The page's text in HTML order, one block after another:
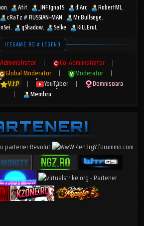
Atit _INF.IgnatS d'Arc
RobertML
cRaTz # RUSSIAN-MAN
Mr.Bullseye
qShadow Selke KiLLEruL
ICEGAME.RO # LEGEND
Administrator | Co-Administrator
|
Global Moderator | Moderator
|
V.I.P | YouTuber |
Domnisoara
|
Membru